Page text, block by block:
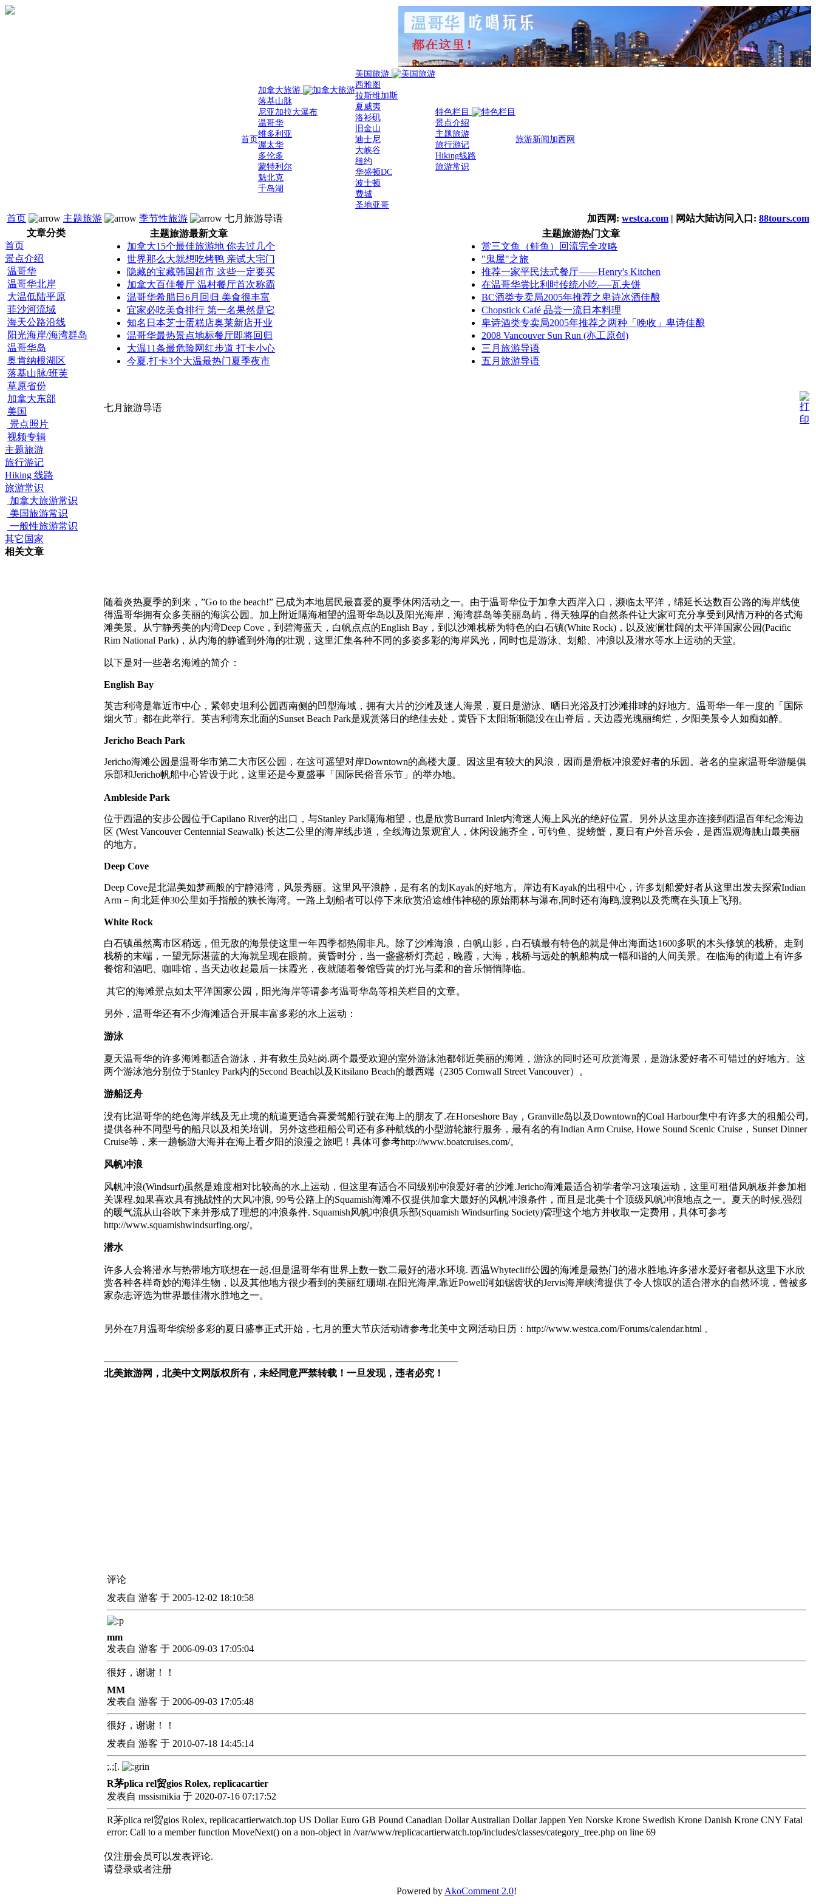
首页
加拿大旅游
落基山脉
尼亚加拉大瀑布
温哥华
维多利亚
渥太华
多伦多
蒙特利尔
魁北克
千岛湖
美国旅游
西雅图
拉斯维加斯
夏威夷
洛衫矶
旧金山
迪士尼
大峡谷
纽约
华盛顿DC
波士顿
费城
圣地亚哥
特色栏目
景点介绍
主题旅游
旅行游记
Hiking线路
旅游常识
旅游新闻 加西网
首页 主题旅游 季节性旅游 七月旅游导语 加西网: westca.com | 网站大陆访问入口: 88tours.com
文章分类
首页
景点介绍
温哥华
温哥华北岸
大温低陆平原
菲沙河流域
海天公路沿线
阳光海岸/海湾群岛
温哥华岛
奥肯纳根湖区
落基山脉/班芙
草原省份
加拿大东部
美国
景点照片
视频专辑
主题旅游
旅行游记
Hiking 线路
旅游常识
加拿大旅游常识
美国旅游常识
一般性旅游常识
其它国家
相关文章
主题旅游最新文章
加拿大15个最佳旅游地 你去过几个
世界那么大就想吃烤鸭 亲试大宅门
隐藏的宝藏韩国超市 这些一定要买
加拿大百佳餐厅 温村餐厅首次称霸
温哥华希腊日6月回归 美食很丰富
宜家必吃美食排行 第一名果然是它
知名日本芝士蛋糕店奥莱新店开业
温哥华最热景点地标餐厅即将回归
大温11条最危险网红步道 打卡小心
今夏,打卡3个大温最热门夏季夜市
主题旅游热门文章
赏三文鱼（鲑鱼）回流完全攻略
"鬼屋"之旅
推荐一家平民法式餐厅――Henry's Kitchen
在温哥华尝比利时传统小吃──瓦夫饼
BC酒类专卖局2005年推荐之卑诗冰酒佳酿
Chopstick Café 品尝一流日本料理
卑诗酒类专卖局2005年推荐之两种「晚收」卑诗佳酿
2008 Vancouver Sun Run (亦工原创)
三月旅游导语
五月旅游导语
七月旅游导语
随着炎热夏季的到来，”Go to the beach!” 已成为本地居民最喜爱的夏季休闲活动之一。由于温哥华位于加拿大西岸入口，濒临太平洋，绵延长达数百公路的海岸线使
得温哥华拥有众多美丽的海滨公园。加上附近隔海相望的温哥华岛以及阳光海岸，海湾群岛等美丽岛屿，得天独厚的自然条件让大家可充分享受到风情万种的各式海
滩美景。从宁静秀美的内湾Deep Cove，到碧海蓝天，白帆点点的English Bay，到以沙滩栈桥为特色的白石镇(White Rock)，以及波澜壮阔的太平洋国家公园(Pacific
Rim National Park)，从内海的静谧到外海的壮观，这里汇集各种不同的多姿多彩的海岸风光，同时也是游泳、划船、冲浪以及潜水等水上运动的天堂。
以下是对一些著名海滩的简介：
English Bay
英吉利湾是靠近市中心，紧邻史坦利公园西南侧的凹型海域，拥有大片的沙滩及迷人海景，夏日是游泳、晒日光浴及打沙滩排球的好地方。温哥华一年一度的「国际
烟火节」都在此举行。英吉利湾东北面的Sunset Beach Park是观赏落日的绝佳去处，黄昏下太阳渐渐隐没在山脊后，天边霞光瑰丽绚烂，夕阳美景令人如痴如醉。
Jericho Beach Park
Jericho海滩公园是温哥华市第二大市区公园，在这可遥望对岸Downtown的高楼大厦。因这里有较大的风浪，因而是滑板冲浪爱好者的乐园。著名的皇家温哥华游艇俱
乐部和Jericho帆船中心皆设于此，这里还是今夏盛事「国际民俗音乐节」的举办地。
Ambleside Park
位于西温的安步公园位于Capilano River的出口，与Stanley Park隔海相望，也是欣赏Burrard Inlet内湾迷人海上风光的绝好位置。另外从这里亦连接到西温百年纪念海边
区 (West Vancouver Centennial Seawalk) 长达二公里的海岸线步道，全线海边景观宜人，休闲设施齐全，可钓鱼、捉螃蟹，夏日有户外音乐会，是西温观海朓山最美丽
的地方。
Deep Cove
Deep Cove是北温美如梦画般的宁静港湾，风景秀丽。这里风平浪静，是有名的划Kayak的好地方。岸边有Kayak的出租中心，许多划船爱好者从这里出发去探索Indian
Arm－向北延伸30公里如手指般的狭长海湾。一路上划船者可以停下来欣赏沿途雄伟神秘的原始雨林与瀑布,同时还有海鸥,渡鸦以及秃鹰在头顶上飞翔。
White Rock
白石镇虽然离市区稍远，但无敌的海景使这里一年四季都热闹非凡。除了沙滩海浪，白帆山影，白石镇最有特色的就是伸出海面达1600多呎的木头修筑的栈桥。走到
栈桥的末端，一望无际湛蓝的大海就呈现在眼前。黄昏时分，当一盏盏桥灯亮起，晚霞，大海，栈桥与远处的帆船构成一幅和谐的人间美景。在临海的街道上有许多
餐馆和酒吧、咖啡馆，当天边收起最后一抹霞光，夜就随着餐馆昏黄的灯光与柔和的音乐悄悄降临。
其它的海滩景点如太平洋国家公园，阳光海岸等请参考温哥华岛等相关栏目的文章。
另外，温哥华还有不少海滩适合开展丰富多彩的水上运动：
游泳
夏天温哥华的许多海滩都适合游泳，并有救生员站岗.两个最受欢迎的室外游泳池都邻近美丽的海滩，游泳的同时还可欣赏海景，是游泳爱好者不可错过的好地方。这
两个游泳池分别位于Stanley Park内的Second Beach以及Kitsilano Beach的最西端（2305 Cornwall Street Vancouver）。
游船泛舟
没有比温哥华的绝色海岸线及无止境的航道更适合喜爱驾船行驶在海上的朋友了.在Horseshore Bay，Granville岛以及Downtown的Coal Harbour集中有许多大的租船公司,
提供各种不同型号的船只以及相关培训。另外这些租船公司还有多种航线的小型游轮旅行服务，最有名的有Indian Arm Cruise, Howe Sound Scenic Cruise，Sunset Dinner
Cruise等，来一趟畅游大海并在海上看夕阳的浪漫之旅吧！具体可参考http://www.boatcruises.com/。
风帆冲浪
风帆冲浪(Windsurf)虽然是难度相对比较高的水上运动，但这里有适合不同级别冲浪爱好者的沙滩.Jericho海滩最适合初学者学习这项运动，这里可租借风帆板并参加相
关课程.如果喜欢具有挑战性的大风冲浪, 99号公路上的Squamish海滩不仅提供加拿大最好的风帆冲浪条件，而且是北美十个顶级风帆冲浪地点之一。夏天的时候,强烈
的暖气流从山谷吹下来并形成了理想的冲浪条件. Squamish风帆冲浪俱乐部(Squamish Windsurfing Society)管理这个地方并收取一定费用，具体可参考
http://www.squamishwindsurfing.org/。
潜水
许多人会将潜水与热带地方联想在一起,但是温哥华有世界上数一数二最好的潜水环境. 西温Whytecliff公园的海滩是最热门的潜水胜地,许多潜水爱好者都从这里下水欣
赏各种各样奇妙的海洋生物，以及其他地方很少看到的美丽红珊瑚.在阳光海岸,靠近Powell河如锯齿状的Jervis海岸峡湾提供了令人惊叹的适合潜水的自然环境，曾被多
家杂志评选为世界最佳潜水胜地之一。
另外在7月温哥华缤纷多彩的夏日盛事正式开始，七月的重大节庆活动请参考北美中文网活动日历：http://www.westca.com/Forums/calendar.html 。
北美旅游网，北美中文网版权所有，未经同意严禁转载！一旦发现，违者必究！
评论
发表自 游客 于 2005-12-02 18:10:58
mm
发表自 游客 于 2006-09-03 17:05:04
很好，谢谢！！
MM
发表自 游客 于 2006-09-03 17:05:48
很好，谢谢！！
发表自 游客 于 2010-07-18 14:45:14
;.;[.
R茅plica rel贸gios Rolex, replicacartier
发表自 mssismikia 于 2020-07-16 07:17:52
R茅plica rel贸gios Rolex, replicacartierwatch.top US Dollar Euro GB Pound Canadian Dollar Australian Dollar Jappen Yen Norske Krone Swedish Krone Danish Krone CNY Fatal
error: Call to a member function MoveNext() on a non-object in /var/www/replicacartierwatch.top/includes/classes/category_tree.php on line 69
仅注册会员可以发表评论.
请登录或者注册
Powered by AkoComment 2.0!